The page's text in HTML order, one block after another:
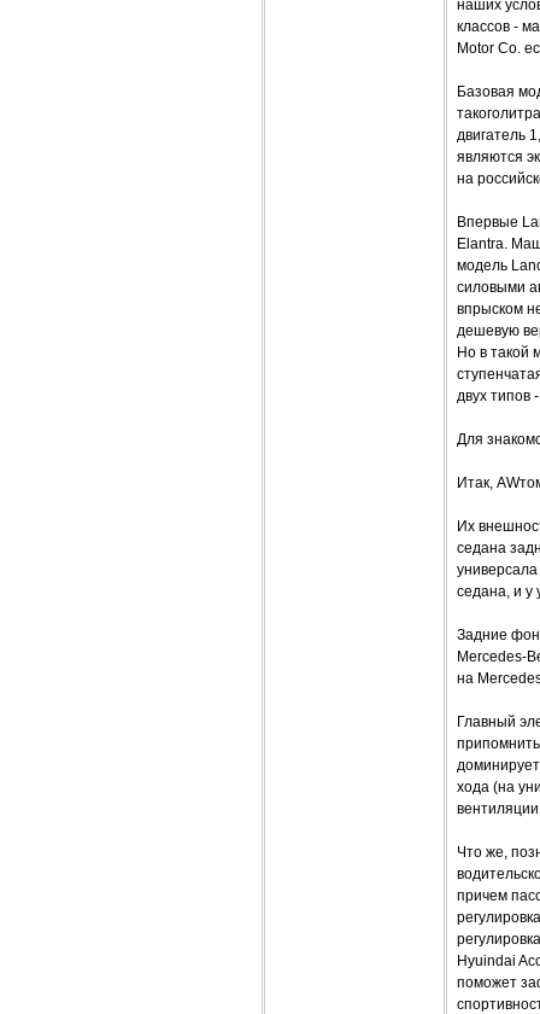
наших
классов -
Motor Co.
Базовая
двигатель
являются
на
Впервые
Elantra.
модель
силовыми
впрыском
дешевую
Но в такой
двух типов
Для
Итак,
Их
седана
универсала
седана, и у
Задние
Mercedes-
на
Главный
хода (на
Что же,
причем
Hyuindai
поможет